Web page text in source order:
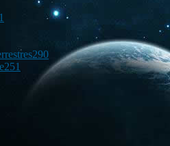
290
251